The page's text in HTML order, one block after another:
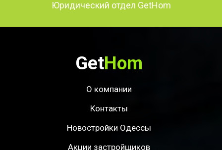
Юридический отдел GetHom
GetHom
О компании
Контакты
Новостройки Одессы
Акции застройщиков